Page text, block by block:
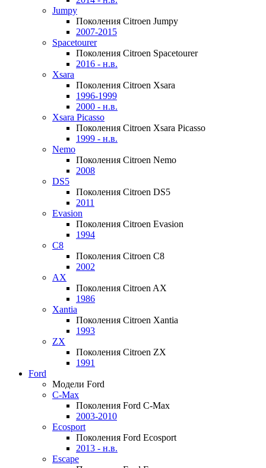
Jumpy
Поколения Citroen Jumpy
2007-2015
Spacetourer
Поколения Citroen Spacetourer
2016 - н.в.
Xsara
Поколения Citroen Xsara
1996-1999
2000 - н.в.
Xsara Picasso
Поколения Citroen Xsara Picasso
1999 - н.в.
Nemo
Поколения Citroen Nemo
2008
DS5
Поколения Citroen DS5
2011
Evasion
Поколения Citroen Evasion
1994
C8
Поколения Citroen C8
2002
AX
Поколения Citroen AX
1986
Xantia
Поколения Citroen Xantia
1993
ZX
Поколения Citroen ZX
1991
Ford
Модели Ford
C-Max
Поколения Ford C-Max
2003-2010
Ecosport
Поколения Ford Ecosport
2013 - н.в.
Escape